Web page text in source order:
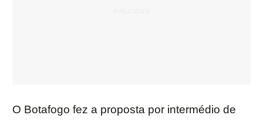
O Botafogo fez a proposta por intermédio de